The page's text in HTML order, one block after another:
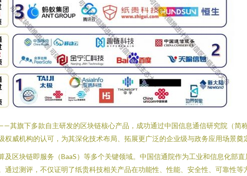
其旗下多款自主研发的区块链核心产品，成功通过中国信息通信研究院（简
威机构的认可，为其深化技术布局、拓展更广泛的企业级与政务应用场景奠
区块链即服务（BaaS）等多个关键领域。中国信通院作为工业和信息化部
过测评，不仅证明了纸贵科技相关产品在功能性、性能、安全性、可靠性